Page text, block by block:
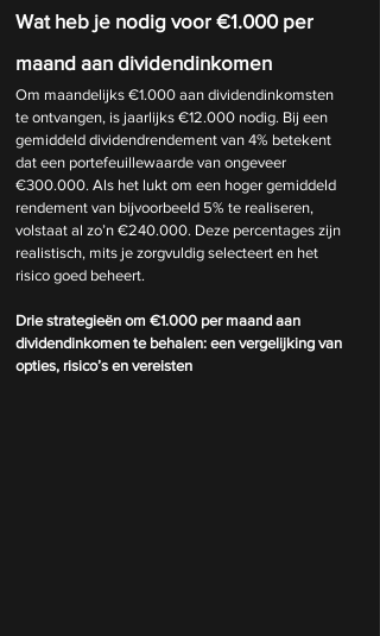
Wat heb je nodig voor €1.000 per
maand aan dividendinkomen
Om maandelijks €1.000 aan dividendinkomsten
te ontvangen, is jaarlijks €12.000 nodig. Bij een
gemiddeld dividendrendement van 4% betekent
dat een portefeuillewaarde van ongeveer
€300.000. Als het lukt om een hoger gemiddeld
rendement van bijvoorbeeld 5% te realiseren,
volstaat al zo’n €240.000. Deze percentages zijn
realistisch, mits je zorgvuldig selecteert en het
risico goed beheert.
Drie strategieën om €1.000 per maand aan
dividendinkomen te behalen: een vergelijking van
opties, risico’s en vereisten